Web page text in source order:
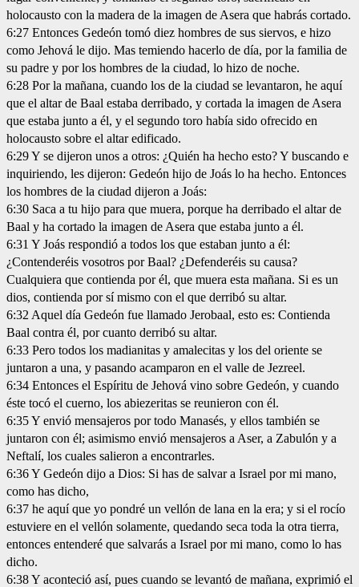
holocausto con la madera de la imagen de Asera que habrás cortado.
6:27 Entonces Gedeón tomó diez hombres de sus siervos, e hizo
como Jehová le dijo. Mas temiendo hacerlo de día, por la familia de
su padre y por los hombres de la ciudad, lo hizo de noche.
6:28 Por la mañana, cuando los de la ciudad se levantaron, he aquí
que el altar de Baal estaba derribado, y cortada la imagen de Asera
que estaba junto a él, y el segundo toro había sido ofrecido en
holocausto sobre el altar edificado.
6:29 Y se dijeron unos a otros: ¿Quién ha hecho esto? Y buscando e
inquiriendo, les dijeron: Gedeón hijo de Joás lo ha hecho. Entonces
los hombres de la ciudad dijeron a Joás:
6:30 Saca a tu hijo para que muera, porque ha derribado el altar de
Baal y ha cortado la imagen de Asera que estaba junto a él.
6:31 Y Joás respondió a todos los que estaban junto a él:
¿Contenderéis vosotros por Baal? ¿Defenderéis su causa?
Cualquiera que contienda por él, que muera esta mañana. Si es un
dios, contienda por sí mismo con el que derribó su altar.
6:32 Aquel día Gedeón fue llamado Jerobaal, esto es: Contienda
Baal contra él, por cuanto derribó su altar.
6:33 Pero todos los madianitas y amalecitas y los del oriente se
juntaron a una, y pasando acamparon en el valle de Jezreel.
6:34 Entonces el Espíritu de Jehová vino sobre Gedeón, y cuando
éste tocó el cuerno, los abiezeritas se reunieron con él.
6:35 Y envió mensajeros por todo Manasés, y ellos también se
juntaron con él; asimismo envió mensajeros a Aser, a Zabulón y a
Neftalí, los cuales salieron a encontrarles.
6:36 Y Gedeón dijo a Dios: Si has de salvar a Israel por mi mano,
como has dicho,
6:37 he aquí que yo pondré un vellón de lana en la era; y si el rocío
estuviere en el vellón solamente, quedando seca toda la otra tierra,
entonces entenderé que salvarás a Israel por mi mano, como lo has
dicho.
6:38 Y aconteció así, pues cuando se levantó de mañana, exprimió el